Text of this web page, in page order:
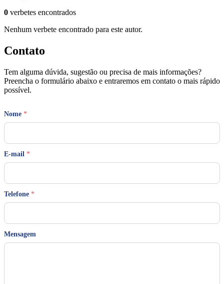
0 verbetes encontrados
Nenhum verbete encontrado para este autor.
Contato
Tem alguma dúvida, sugestão ou precisa de mais informações?
Preencha o formulário abaixo e entraremos em contato o mais rápido
possível.
Nome *
*
a
i
l
E-mail *
Telefone *
Mensagem